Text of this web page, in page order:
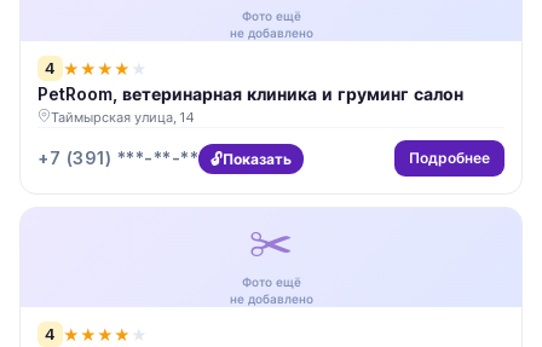
Фото ещё
не добавлено
4 ★★★★ ★
PetRoom, ветеринарная клиника и груминг салон
Таймырская улица, 14
+7 (391) ***-**-** Показать Подробнее
✂️
Фото ещё
не добавлено
4 ★★★★ ★